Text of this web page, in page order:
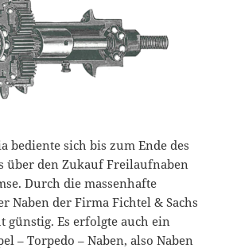
bediente sich bis zum Ende des
über den Zukauf Freilaufnaben
Durch die massenhafte
Naben der Firma Fichtel & Sachs
günstig. Es erfolgte auch ein
– Torpedo – Naben, also Naben